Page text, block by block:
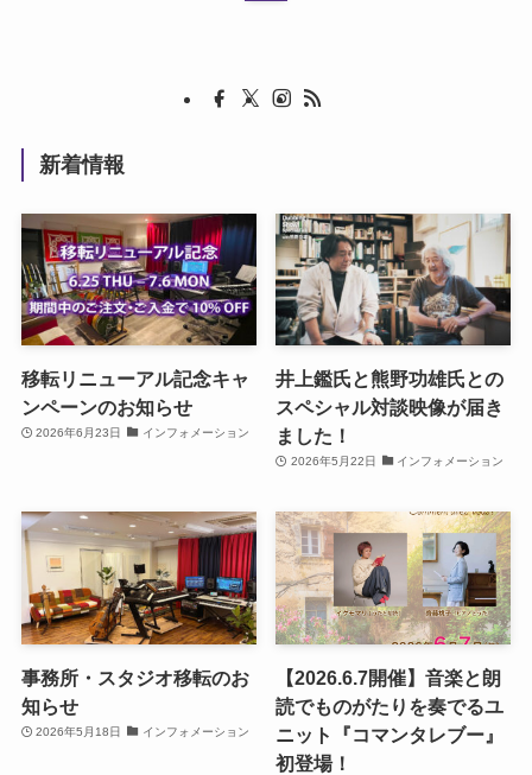
新着情報
移転リニューアル記念キャ
ンペーンのお知らせ
2026年6月23日 インフォメーション
井上鑑氏と熊野功雄氏との
スペシャル対談映像が届き
ました！
2026年5月22日 インフォメーション
事務所・スタジオ移転のお
知らせ
2026年5月18日 インフォメーション
【2026.6.7開催】音楽と朗
読でものがたりを奏でるユ
ニット『コマンタレブー』
初登場！